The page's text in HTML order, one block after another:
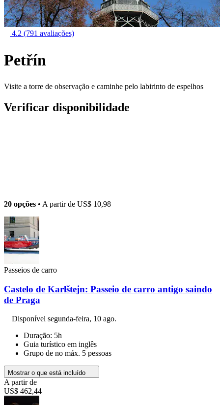
4.2 (791 avaliações)
Petřín
Visite a torre de observação e caminhe pelo labirinto de espelhos
Verificar disponibilidade
20 opções • A partir de US$ 10,98
Passeios de carro
Castelo de Karlštejn: Passeio de carro antigo saindo
de Praga
Disponível segunda-feira, 10 ago.
Duração: 5h
Guia turístico em inglês
Grupo de no máx. 5 pessoas
Mostrar o que está incluído
A partir de
US$ 462,44